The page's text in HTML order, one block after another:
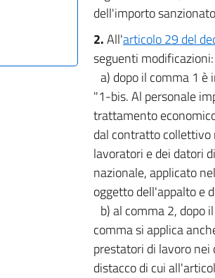
dell'importo
2.All'articolo 29 del
seguenti modificazioni:
a) dopo il comma 1 è
"1-bis. Al personale
trattamento
dal contratto collettivo
lavoratori e dei datori
nazionale, applicato
oggetto dell'appalto e
b) al comma 2, dopo
comma si applica
prestatori di lavoro nei
distacco di cui